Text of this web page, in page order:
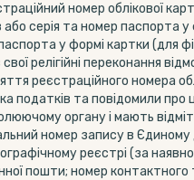
номер облікової
або серія та номер паспорта
у формі картки (для
релігійні переконання
реєстраційного номера
податків та повідомили про
органу і мають
номер запису в
реєстрі (за
пошти; номер